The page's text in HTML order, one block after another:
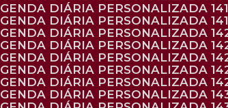
AGENDA DIÁRIA PERSONALIZADA
AGENDA DIÁRIA PERSONALIZADA
AGENDA DIÁRIA PERSONALIZADA
AGENDA DIÁRIA PERSONALIZADA
AGENDA DIÁRIA PERSONALIZADA
AGENDA DIÁRIA PERSONALIZADA
AGENDA DIÁRIA PERSONALIZADA
AGENDA DIÁRIA PERSONALIZADA